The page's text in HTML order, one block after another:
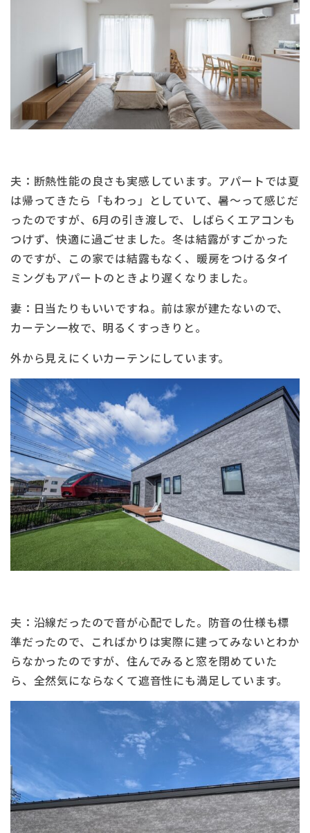
夫：断熱性能の良さも実感しています。アパートでは夏
は帰ってきたら「もわっ」としていて、暑〜って感じだ
ったのですが、6月の引き渡しで、しばらくエアコンも
つけず、快適に過ごせました。冬は結露がすごかった
のですが、この家では結露もなく、暖房をつけるタイ
ミングもアパートのときより遅くなりました。
妻：日当たりもいいですね。前は家が建たないので、
カーテン一枚で、明るくすっきりと。
外から見えにくいカーテンにしています。
夫：沿線だったので音が心配でした。防音の仕様も標
準だったので、こればかりは実際に建ってみないとわか
らなかったのですが、住んでみると窓を閉めていた
ら、全然気にならなくて遮音性にも満足しています。